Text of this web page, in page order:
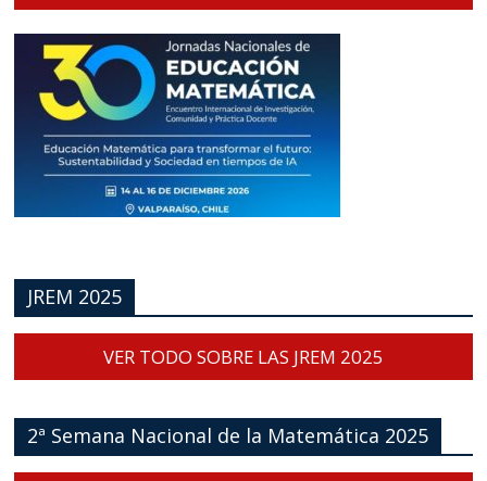
JREM 2025
VER TODO SOBRE LAS JREM 2025
2ª Semana Nacional de la Matemática 2025